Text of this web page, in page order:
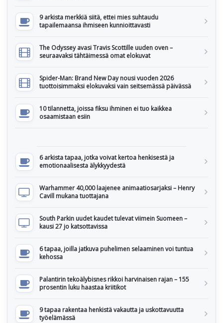
9 arkista merkkiä siitä, ettei mies suhtaudu
tapailemaansa ihmiseen kunnioittavasti
The Odyssey avasi Travis Scottille uuden oven –
seuraavaksi tähtäimessä omat elokuvat
Spider-Man: Brand New Day nousi vuoden 2026
tuottoisimmaksi elokuvaksi vain seitsemässä päivässä
10 tilannetta, joissa fiksu ihminen ei tuo kaikkea
osaamistaan esiin
6 arkista tapaa, jotka voivat kertoa henkisestä ja
emotionaalisesta älykkyydestä
Warhammer 40,000 laajenee animaatiosarjaksi – Henry
Cavill mukana tuottajana
South Parkin uudet kaudet tulevat viimein Suomeen –
kausi 27 jo katsottavissa
6 tapaa, joilla jatkuva puhelimen selaaminen voi tuntua
kehossa
Palantirin tekoälybisnes rikkoi harvinaisen rajan – 155
prosentin luku haastaa kriitikot
9 tapaa rakentaa henkistä vakautta ja uskottavuutta
työelämässä